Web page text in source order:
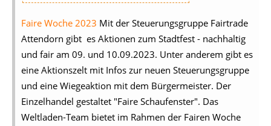
Faire Woche 2023 Mit der Steuerungsgruppe Fairtrade
Attendorn gibt es Aktionen zum Stadtfest - nachhaltig
und fair am 09. und 10.09.2023. Unter anderem gibt es
eine Aktionszelt mit Infos zur neuen Steuerungsgruppe
und eine Wiegeaktion mit dem Bürgermeister. Der
Einzelhandel gestaltet "Faire Schaufenster". Das
Weltladen-Team bietet im Rahmen der Fairen Woche